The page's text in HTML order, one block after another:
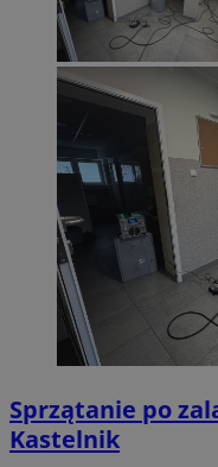
Sprzątanie po
Kastelnik